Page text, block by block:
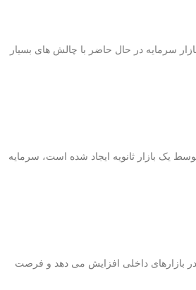
سرمایه در حال حاضر با چالش های بسیار
یک بازار ثانویه ایجاد شده است، سرمایه
در بازارهای داخلی افزایش می دهد و فرصت